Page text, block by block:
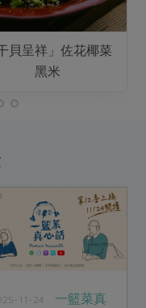
干貝呈祥」佐花椰菜
黑米
11-24
一籃菜真